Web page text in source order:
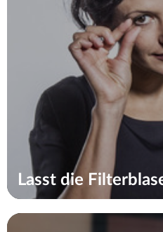
Lasst die